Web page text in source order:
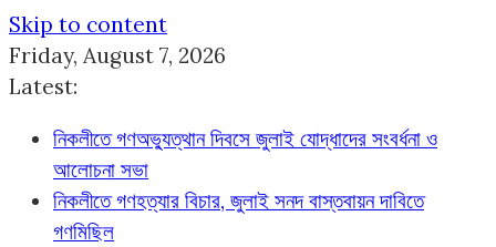
Skip to content
Friday, August 7, 2026
Latest:
নিকলীতে গণঅভ্যুত্থান দিবসে জুলাই যোদ্ধাদের সংবর্ধনা ও
আলোচনা সভা
নিকলীতে গণহত্যার বিচার, জুলাই সনদ বাস্তবায়ন দাবিতে
গণমিছিল